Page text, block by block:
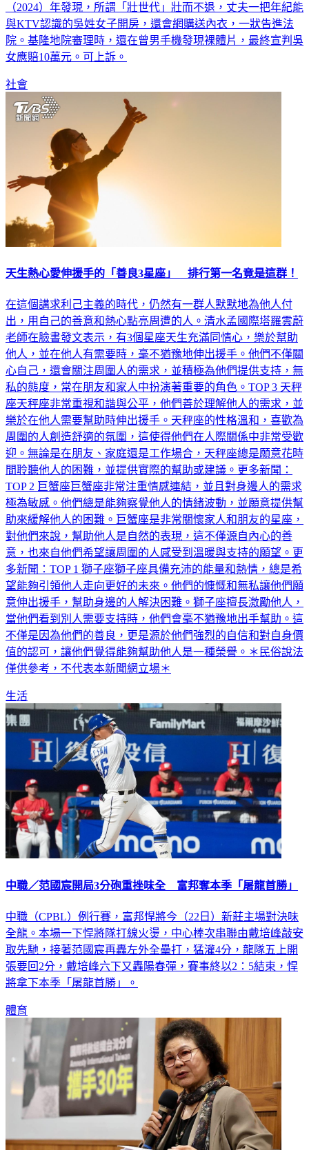
（2024）年發現，所謂「壯世代」壯而不退，丈夫一把年紀能
與KTV認識的吳姓女子開房，還會網購送內衣，一狀告進法
院。基隆地院審理時，還在曾男手機發現裸體片，最終宣判吳
女應賠10萬元。可上訴。
社會
天生熱心愛伸援手的「善良3星座」 排行第一名竟是這群！
在這個講求利己主義的時代，仍然有一群人默默地為他人付
出，用自己的善意和熱心點亮周遭的人。清水孟國際塔羅雲蔚
老師在臉書發文表示，有3個星座天生充滿同情心，樂於幫助
他人，並在他人有需要時，毫不猶豫地伸出援手。他們不僅關
心自己，還會關注周圍人的需求，並積極為他們提供支持，無
私的態度，常在朋友和家人中扮演著重要的角色。TOP 3 天秤
座天秤座非常重視和諧與公平，他們善於理解他人的需求，並
樂於在他人需要幫助時伸出援手。天秤座的性格溫和，喜歡為
周圍的人創造舒適的氛圍，這使得他們在人際關係中非常受歡
迎。無論是在朋友、家庭還是工作場合，天秤座總是願意花時
間聆聽他人的困難，並提供實際的幫助或建議。更多新聞：
TOP 2 巨蟹座巨蟹座非常注重情感連結，並且對身邊人的需求
極為敏感。他們總是能夠察覺他人的情緒波動，並願意提供幫
助來緩解他人的困難。巨蟹座是非常關懷家人和朋友的星座，
對他們來說，幫助他人是自然的表現，這不僅源自內心的善
意，也來自他們希望讓周圍的人感受到溫暖與支持的願望。更
多新聞：TOP 1 獅子座獅子座具備充沛的能量和熱情，總是希
望能夠引領他人走向更好的未來。他們的慷慨和無私讓他們願
意伸出援手，幫助身邊的人解決困難。獅子座擅長激勵他人，
當他們看到別人需要支持時，他們會毫不猶豫地出手幫助。這
不僅是因為他們的善良，更是源於他們強烈的自信和對自身價
值的認可，讓他們覺得能夠幫助他人是一種榮譽。＊民俗說法
僅供參考，不代表本新聞網立場＊
生活
中職／范國宸開局3分砲重挫味全 富邦奪本季「屠龍首勝」
中職（CPBL）例行賽，富邦悍將今（22日）新莊主場對決味
全龍。本場一下悍將隊打線火燙，中心棒次串聯由戴培峰敲安
取先馳，接著范國宸再轟左外全壘打，猛灌4分，龍隊五上開
張要回2分，戴培峰六下又轟陽春彈，賽事終以2：5結束，悍
將拿下本季「屠龍首勝」。
體育